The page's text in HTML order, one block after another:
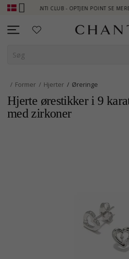
CHANTI CLUB - OPTJEN POINT SE MERE - KLIK
Former Hjerter Øreringe
Hjerte ørestikker i 9
med zirkoner